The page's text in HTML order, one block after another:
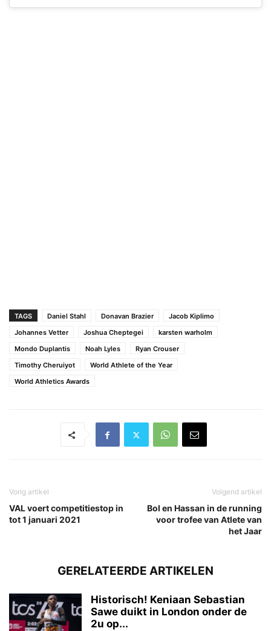
TAGS Daniel Stahl Donavan Brazier
Jacob Kiplimo
Johannes Vetter
Joshua Cheptegei
karsten warholm
Mondo Duplantis
Noah Lyles
Ryan Crouser
Timothy Cheruiyot
World Athlete of the Year
World Athletics Awards
Vorig artikel
VAL voert competitiestop in
tot 1 januari 2021
Volgend artikel
Bol en Hassan in de running
voor trofee van Atlete van
het Jaar
GERELATEERDE ARTIKELEN
Historisch! Keniaan Sebastian
Sawe duikt in London onder de
2u op...